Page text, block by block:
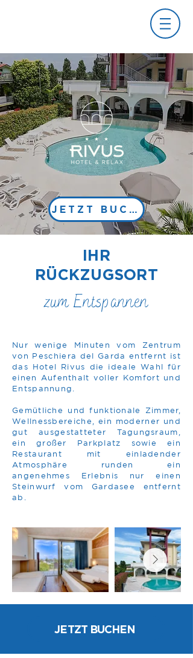
JETZT BUCHEN
IHR
RÜCKZUGSORT
zum Entspannen
Nur wenige Minuten vom Zentrum
von Peschiera del Garda entfernt ist
das Hotel Rivus die ideale Wahl für
einen Aufenthalt voller Komfort und
Entspannung.
Gemütliche und funktionale Zimmer,
Wellnessbereiche, ein moderner und
gut ausgestatteter Tagungsraum,
ein großer Parkplatz sowie ein
Restaurant mit einladender
Atmosphäre runden ein
angenehmes Erlebnis nur einen
Steinwurf vom Gardasee entfernt
ab.
JETZT BUCHEN